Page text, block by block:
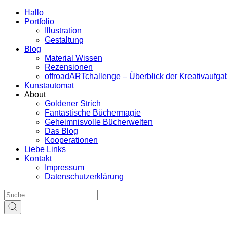
Hallo
Portfolio
Illustration
Gestaltung
Blog
Material Wissen
Rezensionen
offroadARTchallenge – Überblick der
Kunstautomat
About
Goldener Strich
Fantastische Büchermagie
Geheimnisvolle Bücherwelten
Das Blog
Kooperationen
Liebe Links
Kontakt
Impressum
Datenschutzerklärung